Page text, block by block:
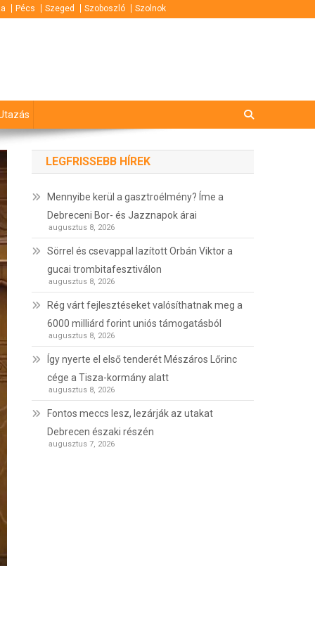
Pécs Szeged Szoboszló Szolnok
LEGFRISSEBB HÍREK
Mennyibe kerül a gasztroélmény? Íme a
Debreceni Bor- és Jazznapok árai
augusztus 8, 2026
Sörrel és csevappal lazított Orbán Viktor a
gucai trombitafesztiválon
augusztus 8, 2026
Rég várt fejlesztéseket valósíthatnak meg a
6000 milliárd forint uniós támogatásból
augusztus 8, 2026
Így nyerte el első tenderét Mészáros Lőrinc
cége a Tisza-kormány alatt
augusztus 8, 2026
Fontos meccs lesz, lezárják az utakat
Debrecen északi részén
augusztus 7, 2026